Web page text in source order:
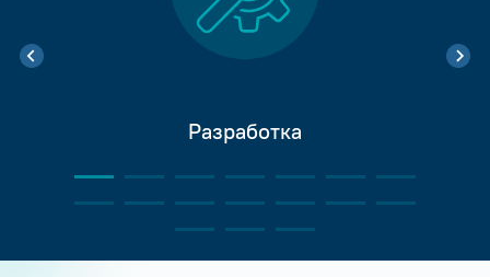
Разработка